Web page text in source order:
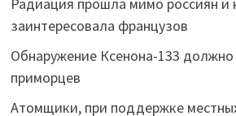
заинтересовала французов
Обнаружение Ксенона-133
приморцев
Атомщики, при поддержке